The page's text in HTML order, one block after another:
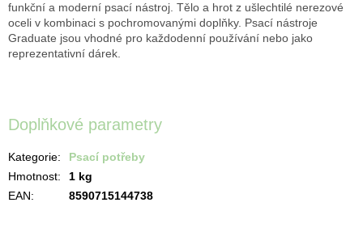
funkční a moderní psací nástroj. Tělo a hrot z ušlechtilé nerezové
oceli v kombinaci s pochromovanými doplňky. Psací nástroje
Graduate jsou vhodné pro každodenní používání nebo jako
reprezentativní dárek.
Doplňkové parametry
Kategorie:
Psací potřeby
Hmotnost:
1 kg
EAN: 8590715144738